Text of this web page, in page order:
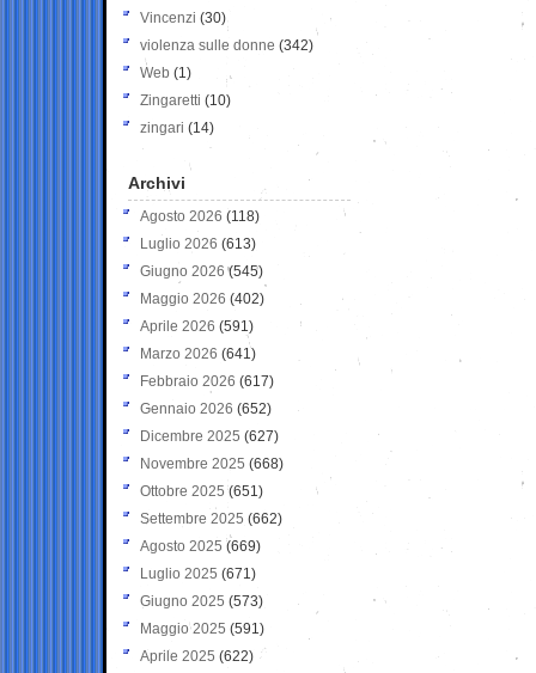
Vincenzi (30)
violenza sulle donne (342)
Web (1)
Zingaretti (10)
zingari (14)
Archivi
Agosto 2026 (118)
Luglio 2026 (613)
Giugno 2026 (545)
Maggio 2026 (402)
Aprile 2026 (591)
Marzo 2026 (641)
Febbraio 2026 (617)
Gennaio 2026 (652)
Dicembre 2025 (627)
Novembre 2025 (668)
Ottobre 2025 (651)
Settembre 2025 (662)
Agosto 2025 (669)
Luglio 2025 (671)
Giugno 2025 (573)
Maggio 2025 (591)
Aprile 2025 (622)